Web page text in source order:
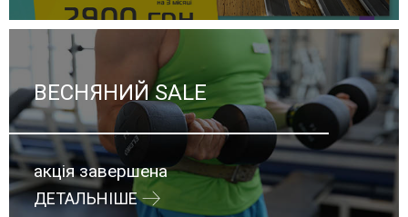
ВЕСНЯНИЙ SALE
акція завершена
ДЕТАЛЬНІШЕ